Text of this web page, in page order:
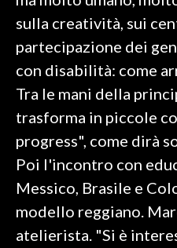
sulla creatività, sui
partecipazione dei
con disabilità: come
Tra le mani della
trasforma in piccole
progress", come dirà
Poi l'incontro con
Messico, Brasile e
modello reggiano.
atelierista. "Si è